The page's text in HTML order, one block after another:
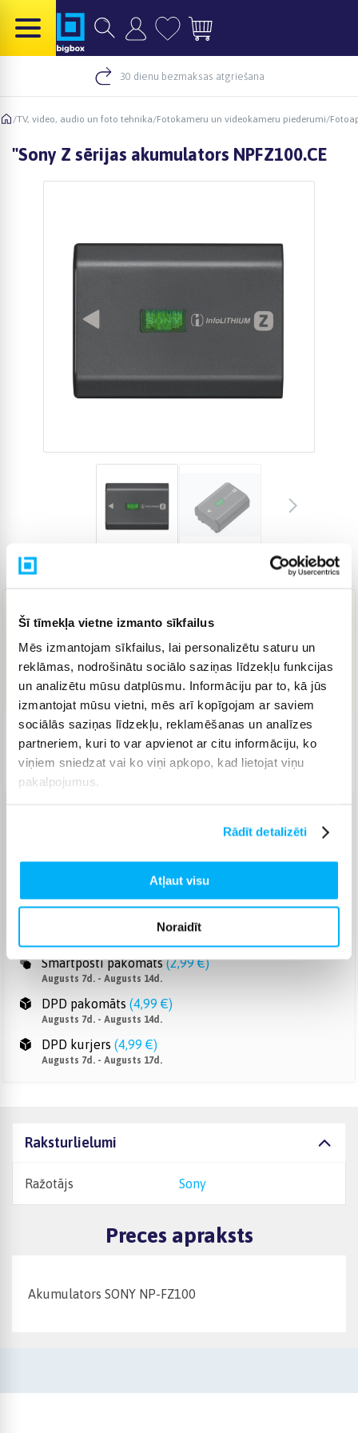
Šī tīmekļa vietne izmanto sīkfailus
Mēs izmantojam sīkfailus, lai personalizētu saturu un
reklāmas, nodrošinātu sociālo saziņas līdzekļu funkcijas
un analizētu mūsu datplūsmu. Informāciju par to, kā jūs
izmantojat mūsu vietni, mēs arī kopīgojam ar saviem
sociālās saziņas līdzekļu, reklamēšanas un analīzes
partneriem, kuri to var apvienot ar citu informāciju, ko
viņiem sniedzat vai ko viņi apkopo, kad lietojat viņu
pakalpojumus.
Rādīt detalizēti
Atļaut visu
Noraidīt
30 dienu bezmaksas atgriešana
/TV, video, audio un foto tehnika/Fotokameru un videokameru piederumi/
"Sony Z sērijas akumulators NPFZ100.CE
Preces kods 273499
71,50 €
IELIKT GROZĀ
Piegāde: 1-7 d.d.
Norēķinieties bez papildmaksas 6 mēn.
Venipak Kurjers (3,99 €)
Apmaksā pilnu summu skaidrā naudā piegādes brīdī.
Augusts 7d. - Augusts 17d.
3,99 €)
Smartposti pakomāts (2,99 €)
Augusts 7d. - Augusts 14d.
DPD pakomāts (4,99 €)
Augusts 7d. - Augusts 14d.
DPD kurjers (4,99 €)
Augusts 7d. - Augusts 17d.
Raksturlielumi
Ražotājs Sony
Preces apraksts
Akumulators SONY NP-FZ100